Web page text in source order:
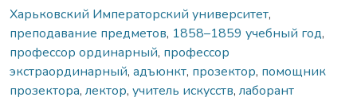
Харьковский Императорский университет,
преподавание предметов, 1858–1859 учебный год,
профессор ординарный, профессор
экстраординарный, адъюнкт, прозектор, помощник
прозектора, лектор, учитель искусств, лаборант